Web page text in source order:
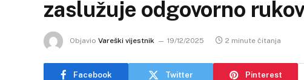
zaslužuje odgovorno
Objavio Vareški vijestnik 19/12/2025 2 minute čitanja
Facebook Twitter Pinterest